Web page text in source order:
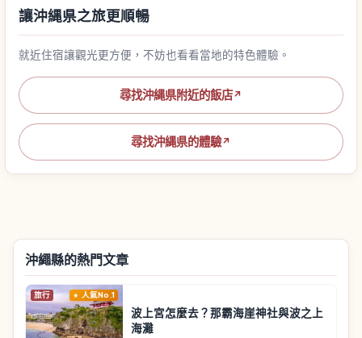
讓沖縄県之旅更順暢
就近住宿讓觀光更方便，不妨也看看當地的特色體驗。
尋找沖縄県附近的飯店↗
尋找沖縄県的體驗↗
沖繩縣的熱門文章
旅行 人氣No.1
波上宮怎麼去？那霸海崖神社與波之上
海灘